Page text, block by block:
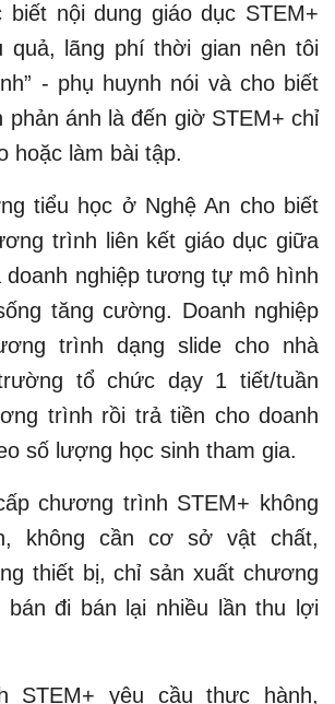
biết nội dung giáo dục STEM+
quả, lãng phí thời gian nên tôi
- phụ huynh nói và cho biết
phản ánh là đến giờ STEM+ chỉ
hoặc làm bài tập.
tiểu học ở Nghệ An cho biết
trình liên kết giáo dục giữa
doanh nghiệp tương tự mô hình
tăng cường. Doanh nghiệp
trình dạng slide cho nhà
tổ chức dạy 1 tiết/tuần
trình rồi trả tiền cho doanh
số lượng học sinh tham gia.
chương trình STEM+ không
không cần cơ sở vật chất,
thiết bị, chỉ sản xuất chương
đi bán lại nhiều lần thu lợi
STEM+ yêu cầu thực hành,